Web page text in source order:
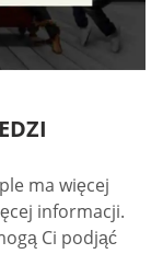
ma więcej
informacji.
Ci podjąć